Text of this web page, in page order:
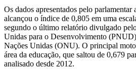
Os dados apresentados pelo parlamentar
alcançou o índice de 0,805 em uma
segundo o último relatório divulgado
Unidas para o Desenvolvimento
Nações Unidas (ONU). O principal
área da educação, que saltou de 0,679
analisado desde 2012.